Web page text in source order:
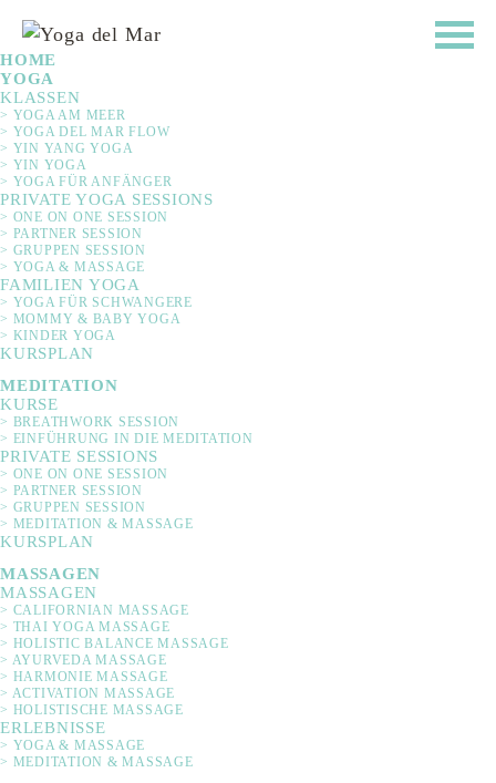
HOME
YOGA
KLASSEN
> YOGA AM MEER
> YOGA DEL MAR FLOW
> YIN YANG YOGA
> YIN YOGA
> YOGA FÜR ANFÄNGER
PRIVATE YOGA SESSIONS
> ONE ON ONE SESSION
> PARTNER SESSION
> GRUPPEN SESSION
> YOGA & MASSAGE
FAMILIEN YOGA
> YOGA FÜR SCHWANGERE
> MOMMY & BABY YOGA
> KINDER YOGA
KURSPLAN
MEDITATION
KURSE
> BREATHWORK SESSION
> EINFÜHRUNG IN DIE MEDITATION
PRIVATE SESSIONS
> ONE ON ONE SESSION
> PARTNER SESSION
> GRUPPEN SESSION
> MEDITATION & MASSAGE
KURSPLAN
MASSAGEN
MASSAGEN
> CALIFORNIAN MASSAGE
> THAI YOGA MASSAGE
> HOLISTIC BALANCE MASSAGE
> AYURVEDA MASSAGE
> HARMONIE MASSAGE
> ACTIVATION MASSAGE
> HOLISTISCHE MASSAGE
ERLEBNISSE
> YOGA & MASSAGE
> MEDITATION & MASSAGE
Allgemeine Informationen und Allgemeine
Kursgebühr/Anmeldung
Mit Ihrer abgegebenen Anmeldung sind Sie
verbindlich bei uns angemeldet.
Bitte beachten Sie die finanzielln Bestimmungen
für die Anmeldung zu den offenen Kursen:
/ Stornierung bis 24 Stunden vor Kursbeginn =
11%ige Rückerstattung der
Teilnahmegebühr/keine Kosten für den Kurs
/ Keine Stornierungsmöglichkeit innerhalb von
24 Stunden vor Beginn des Kurses. Die
Kursgebühr ist vom Teilnehmer zu entrichten.